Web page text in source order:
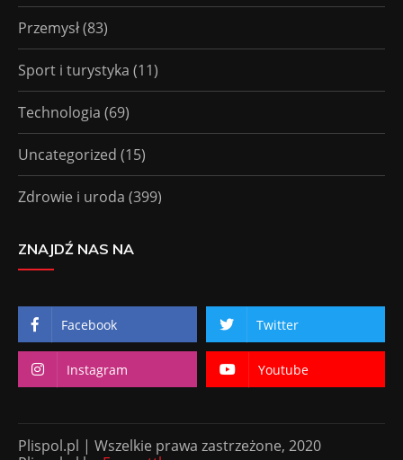
Przemysł(83)
Sport i turystyka (11)
Technologia (69)
Uncategorized (15)
Zdrowie i uroda (399)
ZNAJDŹ NAS NA
Facebook Twitter
Instagram Youtube
Plispol.pl | Wszelkie prawa zastrzeżone, 2020